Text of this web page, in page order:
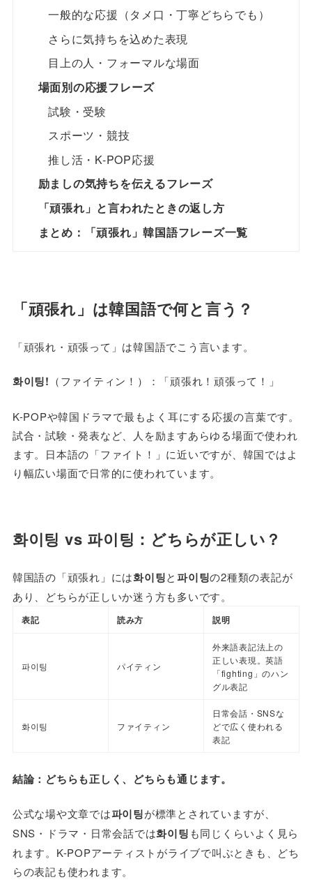
一般的な応援（タメ口・丁寧どちらでも）
さらに気持ちを込めた表現
目上の人・フォーマルな場面
場面別の応援フレーズ
試験・受験
スポーツ・競技
推し活・K-POP応援
励ましの気持ちを伝えるフレーズ
「頑張れ」と言われたときの返し方
まとめ：「頑張れ」韓国語フレーズ一覧
「頑張れ」は韓国語で何と言う？
「頑張れ・頑張って」は韓国語でこう言います。
화이팅! （ファイティン！）：「頑張れ！頑張って！」
K-POPや韓国ドラマで最もよく耳にする応援の言葉です。
試合・試験・発表など、人を励ますあらゆる場面で使われ
ます。日本語の「ファイト！」に近いですが、韓国ではよ
り幅広い場面で日常的に使われています。
화이팅 vs 파이팅：どちらが正しい？
韓国語の「頑張れ」には화이팅と파이팅の2種類の表記が
あり、どちらが正しいか迷う方も多いです。
表記 読み方 説明
파이팅 パイティン
外来語表記法上の
正しい表現。英語
「fighting」のハン
グル表記
화이팅 ファイティン
日常会話・SNSな
どで広く使われる
表記
結論：どちらも正しく、どちらも通じます。
公式な場や文章では파이팅が標準とされていますが、
SNS・ドラマ・日常会話では화이팅 も同じくらいよく見ら
れます。K-POPアーティストがライブで叫ぶときも、どち
らの表記も使われます。